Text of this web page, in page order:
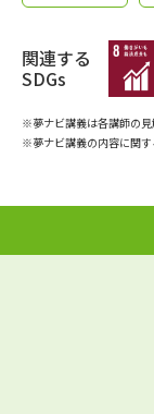
関連する
SDGs
※夢ナビ講義は各講師の見
※夢ナビ講義の内容に関す